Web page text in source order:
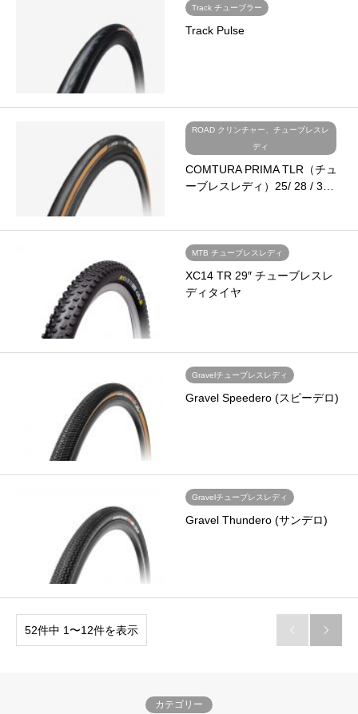
Track チューブラー
Track Pulse
ROAD クリンチャー、チューブレスレ
ディ
COMTURA PRIMA TLR（チュ
ーブレスレディ）25/ 28 / 3…
MTB チューブレスレディ
XC14 TR 29″ チューブレスレ
ディタイヤ
Gravelチューブレスレディ
Gravel Speedero (スピーデロ)
Gravelチューブレスレディ
Gravel Thundero (サンデロ)
52件中 1〜12件を表示  
カテゴリー